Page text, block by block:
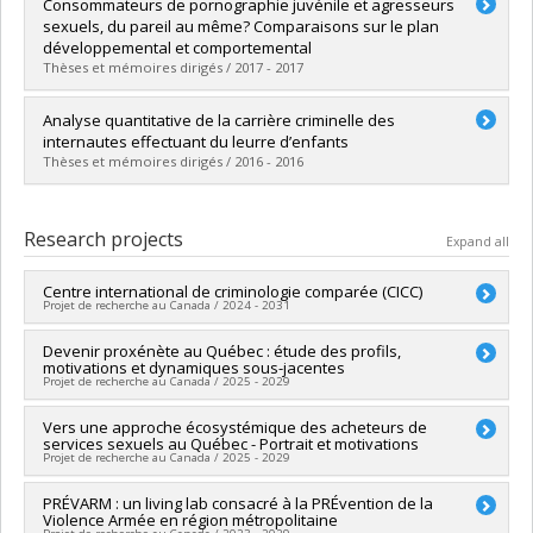
Cycle :Master's
Grade :M. Sc.
Lien vers le document dans Papyrus
Consommateurs de pornographie juvénile et agresseurs
sexuels, du pareil au même? Comparaisons sur le plan
développemental et comportemental
Thèses et mémoires dirigés / 2017 - 2017
Graduate :Lacasse, Laurie
Cycle :Master's
Grade :M. Sc.
Lien vers le document dans Papyrus
Analyse quantitative de la carrière criminelle des
internautes effectuant du leurre d’enfants
Thèses et mémoires dirigés / 2016 - 2016
Cycle :Master's
Grade :M. Sc.
Lien vers le document dans Papyrus
Research projects Expand all
Centre international de criminologie comparée (CICC)
Projet de recherche au Canada / 2024 - 2031
Lead researcher :David Décary-Hétu, Chloé Leclerc
Co-researchers :Jean Proulx,Denis Lafortune
Wemmers
Étienne
Blais,Frédéric Ouellet,Amissi Melchiade Manirabona
Jean-
Pierre Guay,Isabelle V. Daignault,
,Estibaliz Jimenez,Anne Crocker,David Grondin,Miriam
Cohen,Marianne Quirouette,Tamsin Higgs,Catherine
Arseneault,Masarah Paquet-Clouston,Alain-Guy Sipowo
Devenir proxénète au Québec : étude des profils,
motivations et dynamiques sous-jacentes
Projet de recherche au Canada / 2025 - 2029
Lead researcher :Francis Fortin
Funding sources: FRQSC/Fonds de recherche du Québec -
Société et culture (FQRSC)
Grant programs:
Vers une approche écosystémique des acheteurs de
services sexuels au Québec - Portrait et motivations
Projet de recherche au Canada / 2025 - 2029
Lead researcher : Francis Fortin
Co-researchers :Nadine Deslauriers-Varin
PRÉVARM : un living lab consacré à la PRÉvention de la
Violence Armée en région métropolitaine